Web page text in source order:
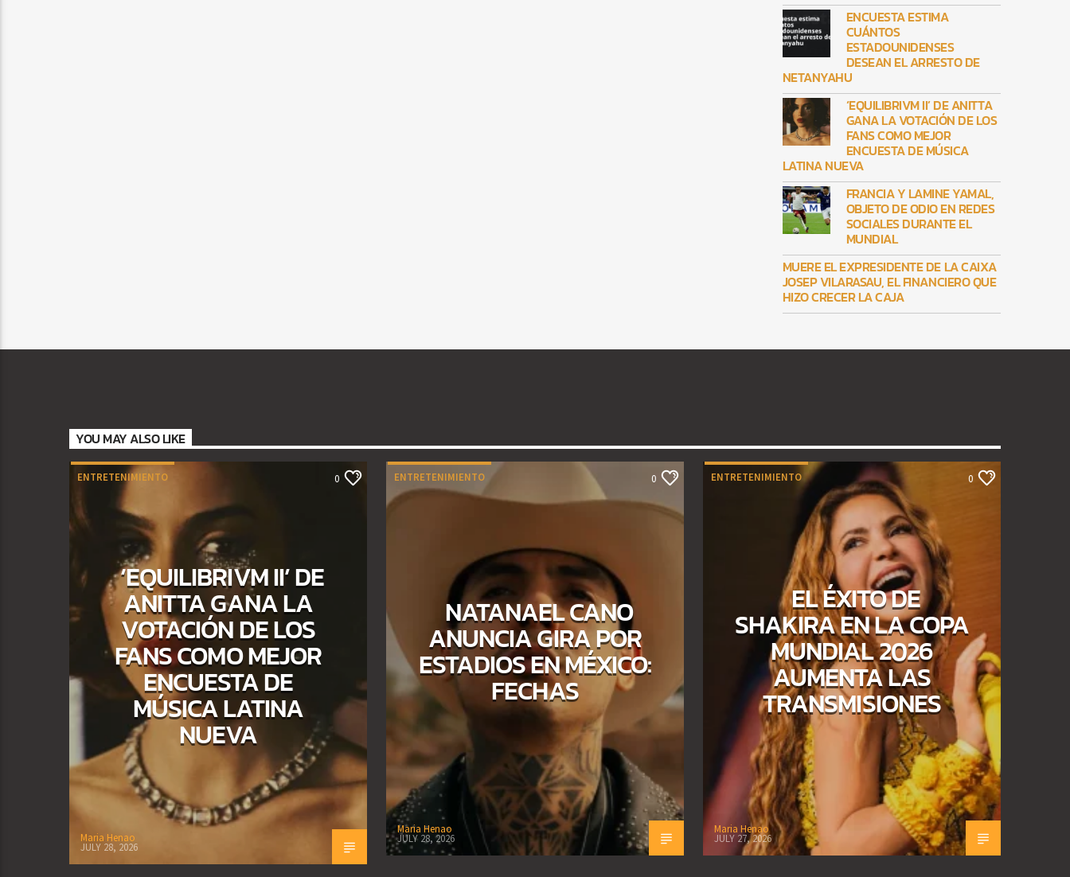
ENCUESTA ESTIMA
CUÁNTOS
ESTADOUNIDENSES
DESEAN EL ARRESTO DE
NETANYAHU
‘EQUILIBRIVM II’ DE ANITTA
GANA LA VOTACIÓN DE LOS
FANS COMO MEJOR
ENCUESTA DE MÚSICA
LATINA NUEVA
FRANCIA Y LAMINE YAMAL,
OBJETO DE ODIO EN REDES
SOCIALES DURANTE EL
MUNDIAL
MUERE EL EXPRESIDENTE DE LA CAIXA
JOSEP VILARASAU, EL FINANCIERO QUE
HIZO CRECER LA CAJA
YOU MAY ALSO LIKE
ENTRETENIMIENTO 0
‘EQUILIBRIVM II’ DE
ANITTA GANA LA
VOTACIÓN DE LOS
FANS COMO MEJOR
ENCUESTA DE
MÚSICA LATINA
NUEVA
Maria Henao
JULY 28, 2026
ENTRETENIMIENTO 0
NATANAEL CANO
ANUNCIA GIRA POR
ESTADIOS EN MÉXICO:
FECHAS
Maria Henao
JULY 28, 2026
ENTRETENIMIENTO 0
EL ÉXITO DE
SHAKIRA EN LA COPA
MUNDIAL 2026
AUMENTA LAS
TRANSMISIONES
Maria Henao
JULY 27, 2026